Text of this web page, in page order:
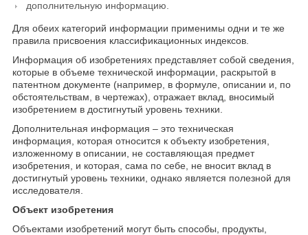
дополнительную информацию.
Для обеих категорий информации применимы одни и те же
правила присвоения классификационных индексов.
Информация об изобретениях представляет собой сведения,
которые в объеме технической информации, раскрытой в
патентном документе (например, в формуле, описании и, по
обстоятельствам, в чертежах), отражает вклад, вносимый
изобретением в достигнутый уровень техники.
Дополнительная информация – это техническая
информация, которая относится к объекту изобретения,
изложенному в описании, не составляющая предмет
изобретения, и которая, сама по себе, не вносит вклад в
достигнутый уровень техники, однако является полезной для
исследователя.
Объект изобретения
Объектами изобретений могут быть способы, продукты,